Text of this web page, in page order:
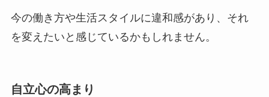
今の働き方や生活スタイルに違和感があり、それ
を変えたいと感じているかもしれません。
自立心の高まり